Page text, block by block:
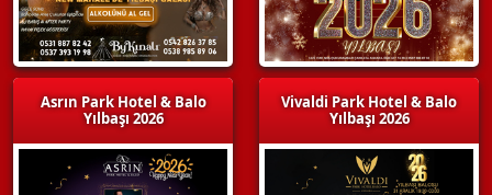
Asrın Park Hotel & Balo
Yılbaşı 2026
Vivaldi Park Hotel & Balo
Yılbaşı 2026